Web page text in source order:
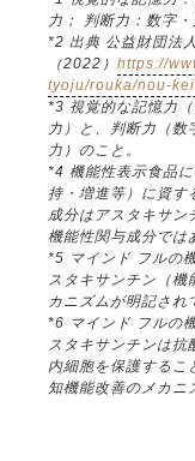
力； 判断力：数字
*2 出典 公益財団法
（2022） https://
tyoju/rouka/nou-
*3 視覚的な記憶力
力）と、判断力（
力）のこと。
*4 機能性表示食品
持・増進等）に資す
成分はアスタキサン
機能性関与成分では
*5 マインド フルの
スタキサンチン（機
カニズムが明記され
*6 マインド フルの
スタキサンチンは抗
内細胞を保護するこ
知機能改善のメカニ